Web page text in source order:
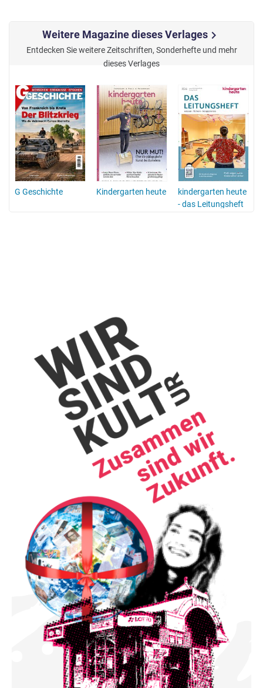
Weitere Magazine dieses Verlageschevron_right
Entdecken Sie weitere Zeitschriften, Sonderhefte und mehr
dieses Verlages
G Geschichte Kindergarten heute
kindergarten heute
- das Leitungsheft